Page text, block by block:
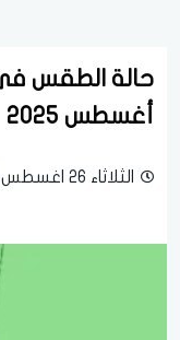
أغسطس 2025
الثلاثاء 26 اغسطس 2025 | 12:14 صباحاً